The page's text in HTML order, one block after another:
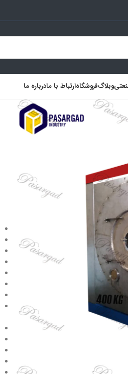
وبلاگفروشگاهارتباط با مادرباره ما